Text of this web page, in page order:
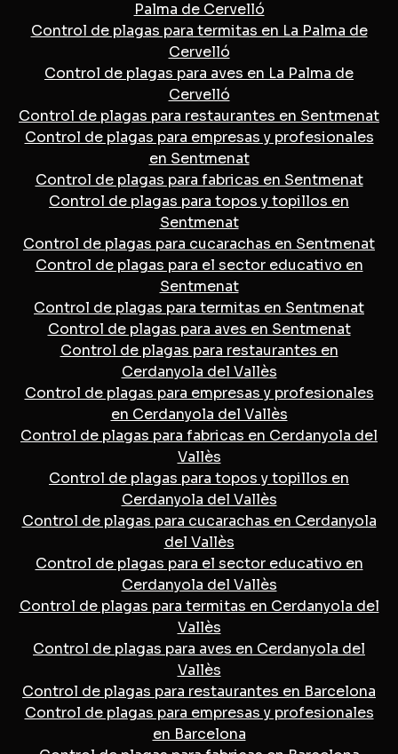
Palma de Cervelló
Control de plagas para termitas en La Palma de
Cervelló
Control de plagas para aves en La Palma de
Cervelló
Control de plagas para restaurantes en Sentmenat
Control de plagas para empresas y profesionales
en Sentmenat
Control de plagas para fabricas en Sentmenat
Control de plagas para topos y topillos en
Sentmenat
Control de plagas para cucarachas en Sentmenat
Control de plagas para el sector educativo en
Sentmenat
Control de plagas para termitas en Sentmenat
Control de plagas para aves en Sentmenat
Control de plagas para restaurantes en
Cerdanyola del Vallès
Control de plagas para empresas y profesionales
en Cerdanyola del Vallès
Control de plagas para fabricas en Cerdanyola del
Vallès
Control de plagas para topos y topillos en
Cerdanyola del Vallès
Control de plagas para cucarachas en Cerdanyola
del Vallès
Control de plagas para el sector educativo en
Cerdanyola del Vallès
Control de plagas para termitas en Cerdanyola del
Vallès
Control de plagas para aves en Cerdanyola del
Vallès
Control de plagas para restaurantes en Barcelona
Control de plagas para empresas y profesionales
en Barcelona